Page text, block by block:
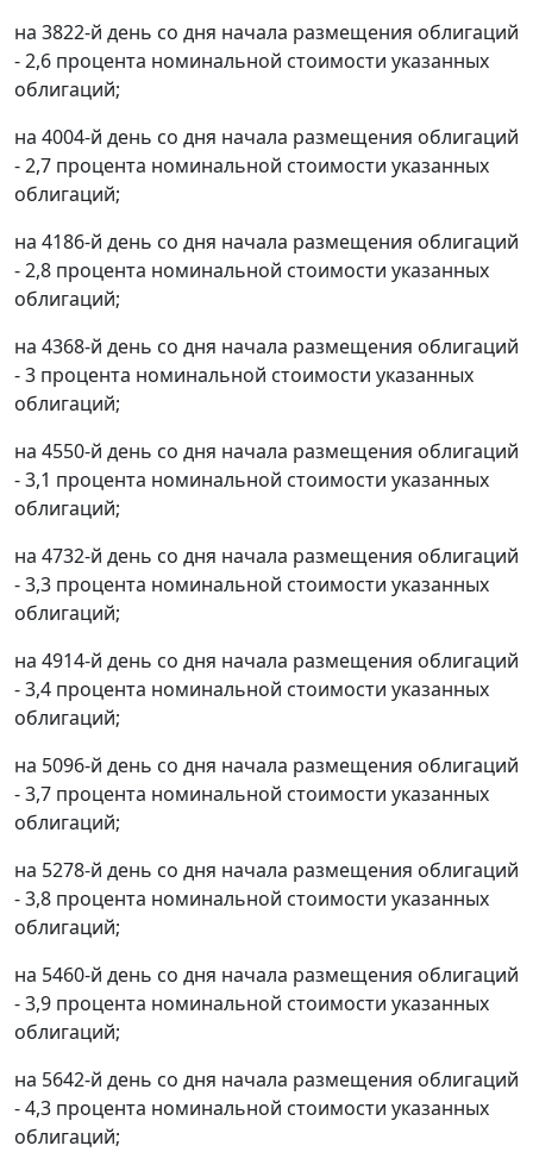
на 3822-й день со дня начала размещения облигаций
- 2,6 процента номинальной стоимости указанных
облигаций;
на 4004-й день со дня начала размещения облигаций
- 2,7 процента номинальной стоимости указанных
облигаций;
на 4186-й день со дня начала размещения облигаций
- 2,8 процента номинальной стоимости указанных
облигаций;
на 4368-й день со дня начала размещения облигаций
- 3 процента номинальной стоимости указанных
облигаций;
на 4550-й день со дня начала размещения облигаций
- 3,1 процента номинальной стоимости указанных
облигаций;
на 4732-й день со дня начала размещения облигаций
- 3,3 процента номинальной стоимости указанных
облигаций;
на 4914-й день со дня начала размещения облигаций
- 3,4 процента номинальной стоимости указанных
облигаций;
на 5096-й день со дня начала размещения облигаций
- 3,7 процента номинальной стоимости указанных
облигаций;
на 5278-й день со дня начала размещения облигаций
- 3,8 процента номинальной стоимости указанных
облигаций;
на 5460-й день со дня начала размещения облигаций
- 3,9 процента номинальной стоимости указанных
облигаций;
на 5642-й день со дня начала размещения облигаций
- 4,3 процента номинальной стоимости указанных
облигаций;